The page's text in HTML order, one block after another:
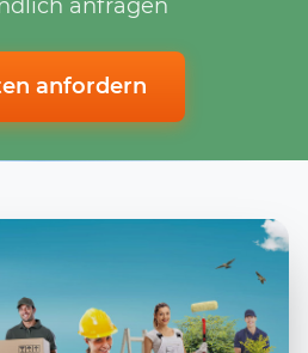
anfragen
anfordern